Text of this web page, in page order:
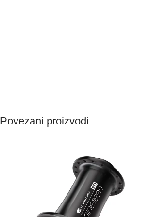
Povezani proizvodi